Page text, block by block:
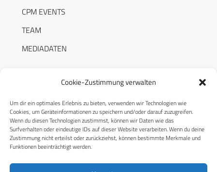
Cookie-Zustimmung verwalten
Um dir ein optimales Erlebnis zu bieten, verwenden wir Technologien wie
Cookies, um Geräteinformationen zu speichern und/oder darauf zuzugreifen.
Wenn du diesen Technologien zustimmst, können wir Daten wie das
Surfverhalten oder eindeutige IDs auf dieser Website verarbeiten. Wenn du deine
Zustimmung nicht erteilst oder zurückziehst, können bestimmte Merkmale und
Funktionen beeinträchtigt werden.
CPM EVENTS
TEAM
MEDIADATEN
RECHTLICHES
Datenschutzerklärung
Cookie-Richtlinie (EU)